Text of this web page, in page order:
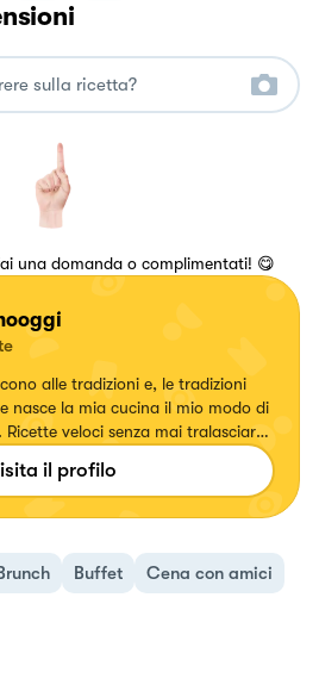
una domanda o complimentati! 😋
alle tradizioni e, le tradizioni
nasce la mia cucina il mio modo di
veloci senza mai tralasciare
il profilo
Buffet
Cena con amici